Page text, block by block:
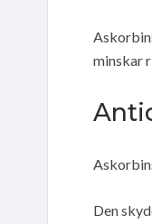
minskar
Den